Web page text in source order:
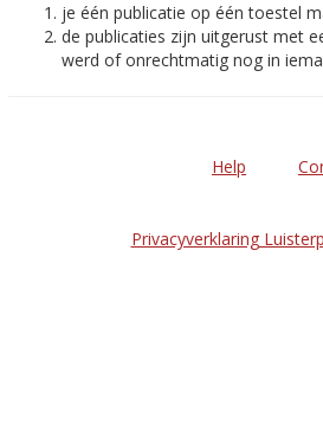
je één publicatie op één toestel
de publicaties zijn uitgerust met
werd of onrechtmatig nog in
Help
Privacyverklaring